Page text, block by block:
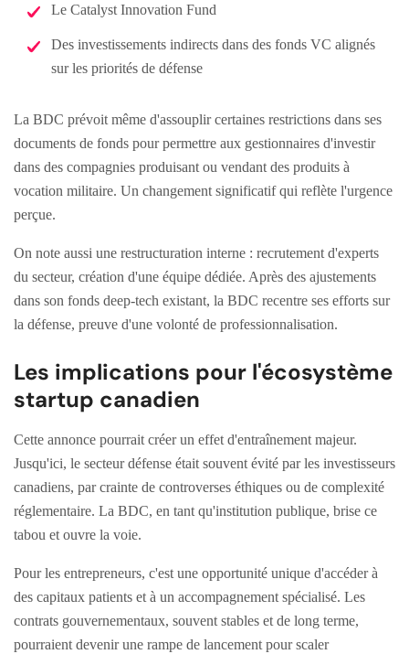
Le Catalyst Innovation Fund
Des investissements indirects dans des fonds VC alignés
sur les priorités de défense
La BDC prévoit même d'assouplir certaines restrictions dans ses
documents de fonds pour permettre aux gestionnaires d'investir
dans des compagnies produisant ou vendant des produits à
vocation militaire. Un changement significatif qui reflète l'urgence
perçue.
On note aussi une restructuration interne : recrutement d'experts
du secteur, création d'une équipe dédiée. Après des ajustements
dans son fonds deep-tech existant, la BDC recentre ses efforts sur
la défense, preuve d'une volonté de professionnalisation.
Les implications pour l'écosystème
startup canadien
Cette annonce pourrait créer un effet d'entraînement majeur.
Jusqu'ici, le secteur défense était souvent évité par les investisseurs
canadiens, par crainte de controverses éthiques ou de complexité
réglementaire. La BDC, en tant qu'institution publique, brise ce
tabou et ouvre la voie.
Pour les entrepreneurs, c'est une opportunité unique d'accéder à
des capitaux patients et à un accompagnement spécialisé. Les
contrats gouvernementaux, souvent stables et de long terme,
pourraient devenir une rampe de lancement pour scaler